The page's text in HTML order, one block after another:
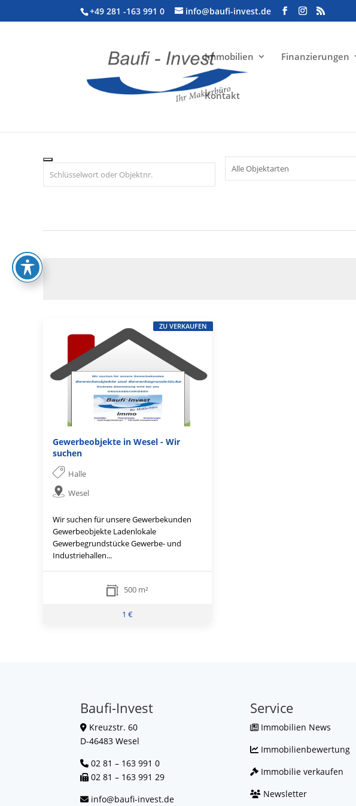
+49 281 -163 991 0 info@baufi-invest.de
Immobilien Finanzierungen
Kontakt
Gewerbeobjekte in Wesel - Wir
suchen
Halle
Wesel
Wir suchen für unsere Gewerbekunden
Gewerbeobjekte Ladenlokale
Gewerbegrundstücke Gewerbe- und
Industriehallen...
500 m²
1 €
ZU VERKAUFEN
Baufi-Invest
Kreuzstr. 60
D-46483 Wesel
02 81 – 163 991 0
02 81 – 163 991 29
info@baufi-invest.de
Service
Immobilien News
Immobilienbewertung
Immobilie verkaufen
Newsletter